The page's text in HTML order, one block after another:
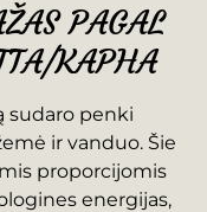
PAGAL
KAPHA
sudaro penki
ir vanduo. Šie
proporcijomis
energijas,